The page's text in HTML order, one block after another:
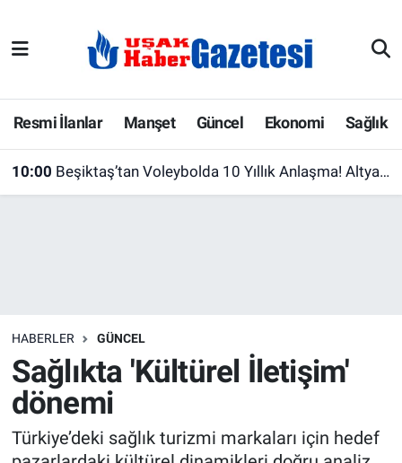
Resmi İlanlar Manşet Güncel Ekonomi Sağlık
10:00 Beşiktaş’tan Voleybolda 10 Yıllık Anlaşma! Altyapıda Yeni Dönem Başlıyor
HABERLER GÜNCEL
Sağlıkta 'Kültürel İletişim'
dönemi
Türkiye’deki sağlık turizmi markaları için hedef
E-Gazete
Ekonomi
Köşe Yazarları
Kültür Sanat
Manşet
Uşak Hava Durumu
Uşak Trafik Yoğunluk Haritası